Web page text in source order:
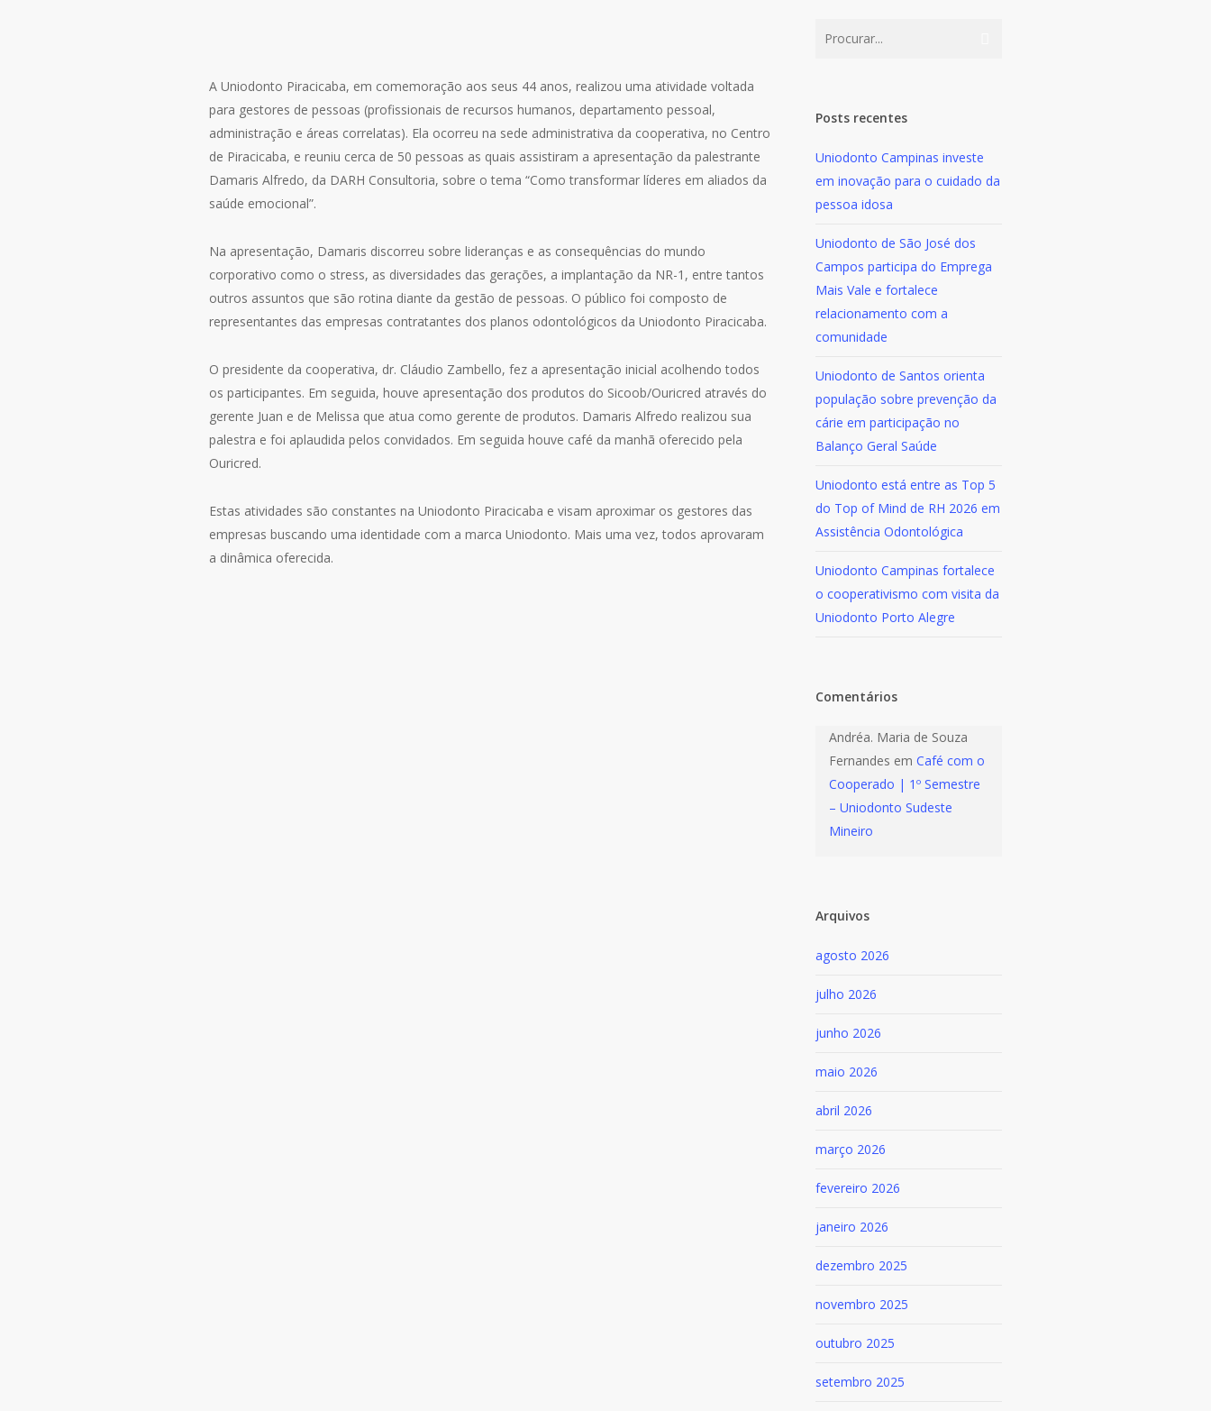
A Uniodonto Piracicaba, em comemoração aos seus 44 anos, realizou uma atividade voltada
para gestores de pessoas (profissionais de recursos humanos, departamento pessoal,
administração e áreas correlatas). Ela ocorreu na sede administrativa da cooperativa, no Centro
de Piracicaba, e reuniu cerca de 50 pessoas as quais assistiram a apresentação da palestrante
Damaris Alfredo, da DARH Consultoria, sobre o tema “Como transformar líderes em aliados da
saúde emocional”.
Na apresentação, Damaris discorreu sobre lideranças e as consequências do mundo
corporativo como o stress, as diversidades das gerações, a implantação da NR-1, entre tantos
outros assuntos que são rotina diante da gestão de pessoas. O público foi composto de
representantes das empresas contratantes dos planos odontológicos da Uniodonto Piracicaba.
O presidente da cooperativa, dr. Cláudio Zambello, fez a apresentação inicial acolhendo todos
os participantes. Em seguida, houve apresentação dos produtos do Sicoob/Ouricred através do
gerente Juan e de Melissa que atua como gerente de produtos. Damaris Alfredo realizou sua
palestra e foi aplaudida pelos convidados. Em seguida houve café da manhã oferecido pela
Ouricred.
Estas atividades são constantes na Uniodonto Piracicaba e visam aproximar os gestores das
empresas buscando uma identidade com a marca Uniodonto. Mais uma vez, todos aprovaram
a dinâmica oferecida.
Posts recentes
Uniodonto Campinas investe
em inovação para o cuidado da
pessoa idosa
Uniodonto de São José dos
Campos participa do Emprega
Mais Vale e fortalece
relacionamento com a
comunidade
Uniodonto de Santos orienta
população sobre prevenção da
cárie em participação no
Balanço Geral Saúde
Uniodonto está entre as Top 5
do Top of Mind de RH 2026 em
Assistência Odontológica
Uniodonto Campinas fortalece
o cooperativismo com visita da
Uniodonto Porto Alegre
Comentários
Andréa. Maria de Souza
Fernandes emCafé com o
Cooperado | 1º Semestre
– Uniodonto Sudeste
Mineiro
Arquivos
agosto 2026
julho 2026
junho 2026
maio 2026
abril 2026
março 2026
fevereiro 2026
janeiro 2026
dezembro 2025
novembro 2025
outubro 2025
setembro 2025